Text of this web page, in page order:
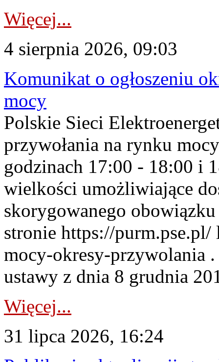
Więcej...
4 sierpnia 2026, 09:03
Komunikat o ogłoszeniu
mocy
Polskie Sieci
przywołania na rynku
godzinach 17:00 - 18:00 i
wielkości umożliwiające
skorygowanego
stronie https://
mocy-okresy-przywolania
ustawy z dnia 8 grudnia
Więcej...
31 lipca 2026, 16:24